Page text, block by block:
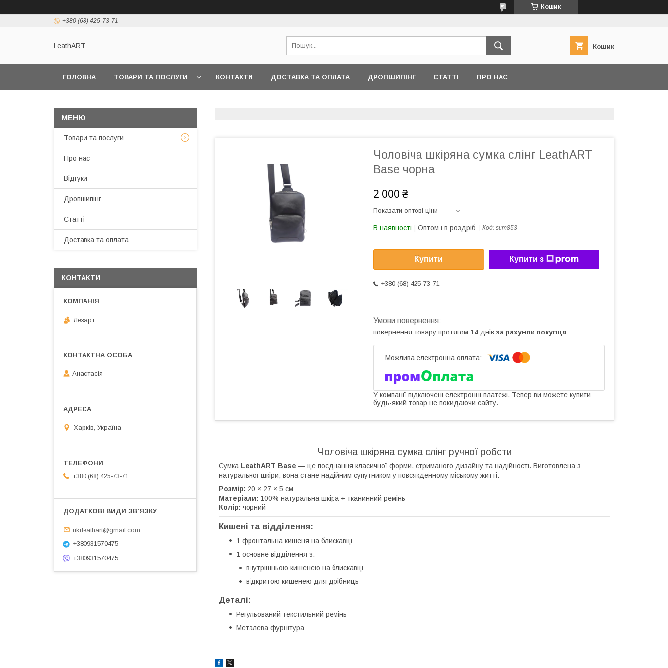
Кошик
+380 (68) 425-73-71
LeathART Кошик
ГОЛОВНА ТОВАРИ ТА ПОСЛУГИ КОНТАКТИ ДОСТАВКА ТА ОПЛАТА ДРОПШИПІНГ СТАТТІ ПРО НАС
Чоловіча шкіряна сумка слінг LeathART
Base чорна
2 000 ₴
Показати оптові ціни
В наявності Оптом і в роздріб Код: sum853
Купити Купити з
+380 (68) 425-73-71
повернення товару протягом 14 днів за рахунок покупця
У компанії підключені електронні платежі. Тепер ви можете купити
будь-який товар не покидаючи сайту.
Чоловіча шкіряна сумка слінг ручної роботи
Сумка LeathART Base — це поєднання класичної форми, стриманого дизайну та надійності. Виготовлена з
натуральної шкіри, вона стане надійним супутником у повсякденному міському житті.
Розмір: 20 × 27 × 5 см
Матеріали: 100% натуральна шкіра + тканинний ремінь
Колір: чорний
Кишені та відділення:
1 фронтальна кишеня на блискавці
1 основне відділення з:
внутрішньою кишенею на блискавці
відкритою кишенею для дрібниць
Деталі:
Регульований текстильний ремінь
Металева фурнітура
Товари та послуги
Про нас
Відгуки
Дропшипінг
Статті
Доставка та оплата
КОНТАКТИ
Лезарт
Анастасія
Харків, Україна
+380 (68) 425-73-71
ukrleathart@gmail.com
+380931570475
+380931570475